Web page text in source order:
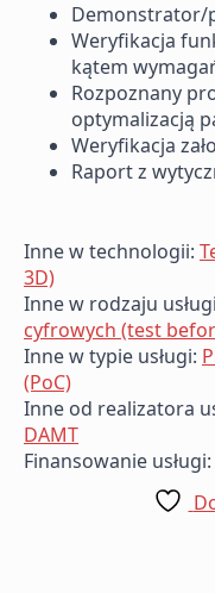
Demonstrator/
Weryfikacja
kątem
Rozpoznany
optymalizacją
Weryfikacja
Raport z
Inne w technologii:
3D)
Inne w rodzaju
cyfrowych (test
Inne w typie usługi:
(PoC)
Inne od realizatora
DAMT
Finansowanie usługi: